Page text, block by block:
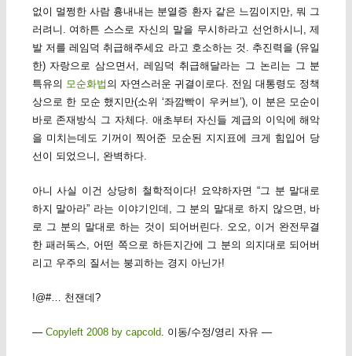
없이 멀쩡한 사람 흉내내는 분열증 환자 같은 느낌이지만, 뭐 그
러려니. 여하튼 스스로 자신의 말을 무시하라고 선언하시니, 제
발 저를 레임덕 취급해주세요 라고 호소하는 것. 추진력을 (유일
한) 자랑으로 삼으면서, 레임덕 취급해달라는 그 논리는 그 분
특유의 모순화법 의 자연스러운 귀결이로다. 전임 대통령도 정책
상으로 한 모순 했지만(소위 ‘좌깜빡이 우커브’), 이 분은 모순이
바로 존재방식 그 자체다. 애초부터 자신들 계급의 이익에 해악
을 미치는데도 기꺼이 찍어준 모순된 지지표에 크게 힘입어 당
선이 되었으니, 완벽하다.
아니 사실 이건 상당히 철학적이다! 요약하자면 “그 분 말대로
하지 말아라” 라는 이야기인데, 그 분의 말대로 하지 않으면, 바
로 그 분의 말대로 하는 것이 되어버린다. 오오, 이거 완전무결
한 패러독스, 어떤 쪽으로 하든지간에 그 분의 의지대로 되어버
리고 우주의 질서는 붕괴하는 경지 아닌가!
!@#… 천잰데?
— Copyleft 2008 by capcold. 이동/수정/영리 자유 —